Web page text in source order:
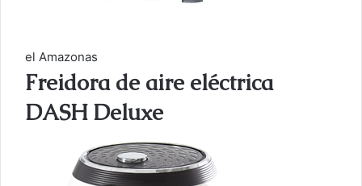
el Amazonas
Freidora de aire eléctrica
DASH Deluxe